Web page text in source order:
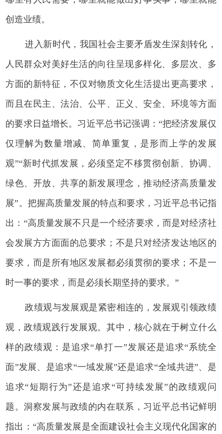
创造业绩。
进入新时代，我国社会主要矛盾发生深刻转化，
人民群众对美好生活的向往呈现多样化、多层次、多
方面的新特征，不仅对物质文化生活提出更高要求，
而且在民主、法治、公平、正义、安全、环境等方面
的要求日益增长。习近平总书记强调：“把经济发展仅
仅理解为数量增减、简单重复，是形而上学的发展
观”“新时代抓发展，必须坚定不移贯彻创新、协调、
绿色、开放、共享的新发展理念，推动经济高质量发
展”。把握高质量发展的特点和要求，习近平总书记指
出：“高质量发展不只是一个经济要求，而是对经济社
会发展方方面面的总要求；不是只对经济发达地区的
要求，而是所有地区发展都必须贯彻的要求；不是一
时一事的要求，而是必须长期坚持的要求。”
政绩观与发展观是紧密相连的，发展观引领政绩
观，政绩观践行发展观。其中，核心就在于树立什么
样的政绩观：是追求“单打一”发展还是追求“系统全
面”发展、是追求“一域发展”还是追求“全域共进”、是
追求“短期行为”还是追求“可持续发展”的政绩观问
题。洞察发展与政绩的内在联系，习近平总书记鲜明
指出：“高质量发展是全面建设社会主义现代化国家的